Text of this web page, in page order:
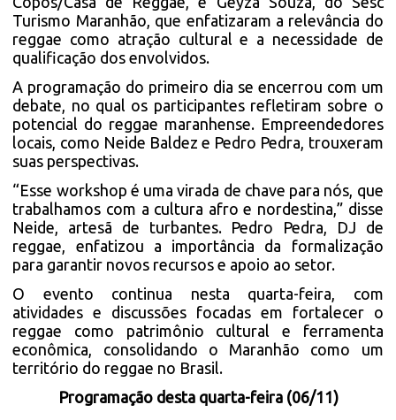
Turismo Maranhão, que enfatizaram a relevância do
reggae como atração cultural e a necessidade de
qualificação dos envolvidos.
A programação do primeiro dia se encerrou com um
debate, no qual os participantes refletiram sobre o
potencial do reggae maranhense. Empreendedores
locais, como Neide Baldez e Pedro Pedra, trouxeram
suas perspectivas.
“Esse workshop é uma virada de chave para nós, que
trabalhamos com a cultura afro e nordestina,” disse
Neide, artesã de turbantes. Pedro Pedra, DJ de
reggae, enfatizou a importância da formalização
para garantir novos recursos e apoio ao setor.
O evento continua nesta quarta-feira, com
atividades e discussões focadas em fortalecer o
reggae como patrimônio cultural e ferramenta
econômica, consolidando o Maranhão como um
território do reggae no Brasil.
Programação desta quarta-feira (06/11)